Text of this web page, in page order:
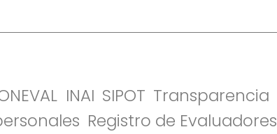
INAI SIPOT Transparencia
Registro de Evaluadores